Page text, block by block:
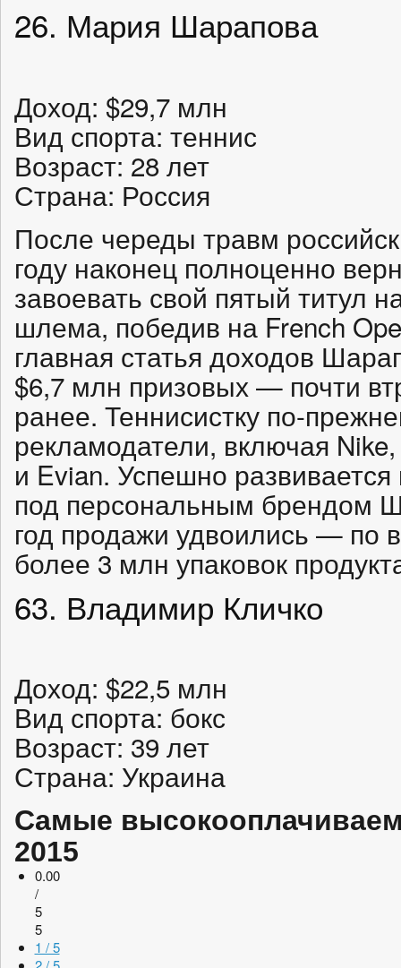
26. Мария Шарапова
Доход: $29,7 млн
Вид спорта: теннис
Возраст: 28 лет
Страна: Россия
После череды травм
году наконец полноценно
завоевать свой пятый титул
шлема, победив на French
главная статья доходов
$6,7 млн призовых — почти
ранее. Теннисистку по-
рекламодатели, включая
и Evian. Успешно
под персональным брендом
год продажи удвоились — по
более 3 млн упаковок
63. Владимир Кличко
Доход: $22,5 млн
Вид спорта: бокс
Возраст: 39 лет
Страна: Украина
Самые
2015
0.00
/
5
5
1 / 5